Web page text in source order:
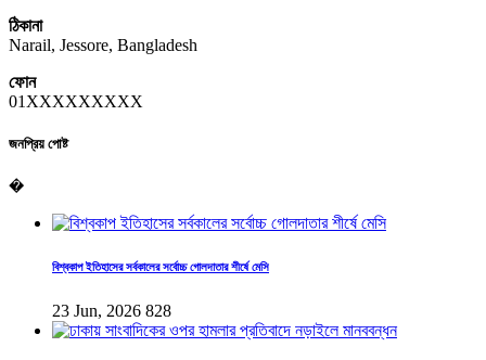
ঠিকানা
Narail, Jessore, Bangladesh
ফোন
01XXXXXXXXX
জনপ্রিয় পোষ্ট
�
বিশ্বকাপ ইতিহাসের সর্বকালের সর্বোচ্চ গোলদাতার শীর্ষে মেসি
23 Jun, 2026 828